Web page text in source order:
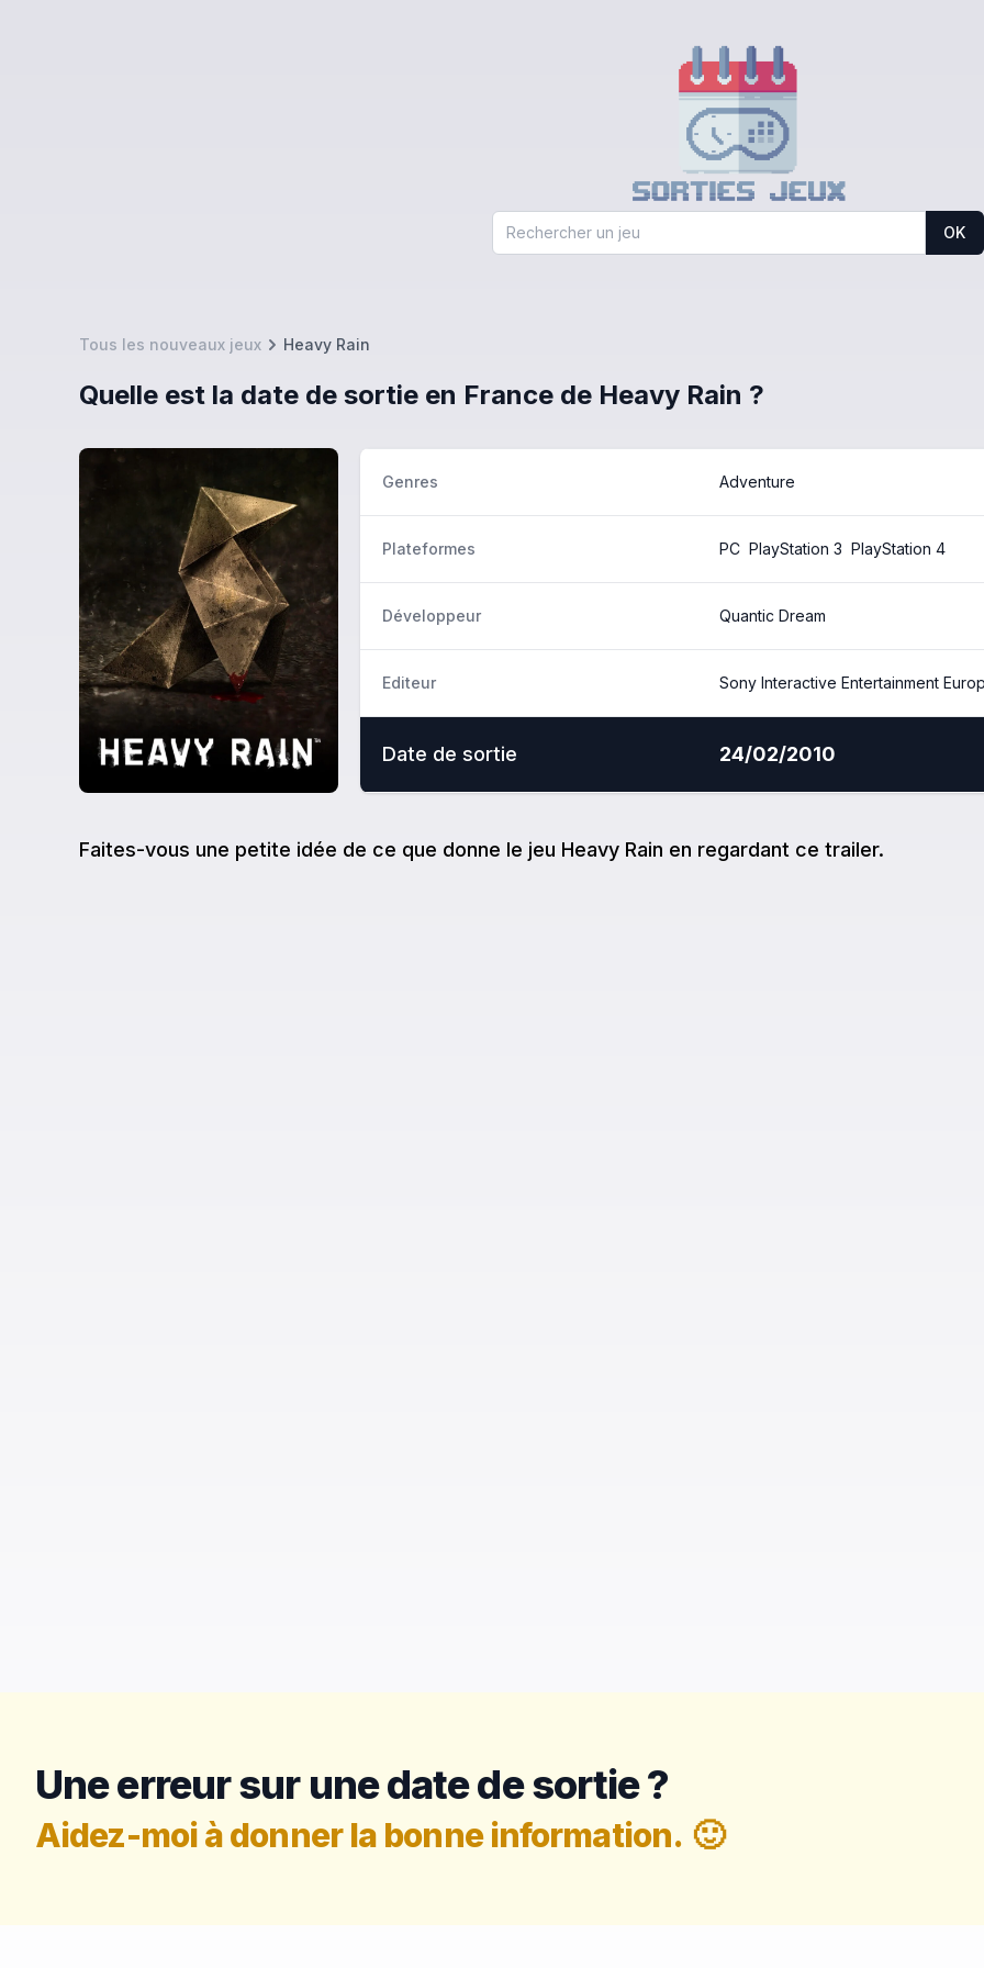
OK
Tous les nouveaux jeux Heavy Rain
Quelle est la date de sortie en France de Heavy Rain ?
Genres Adventure
Plateformes PC PlayStation 3 PlayStation 4
Développeur Quantic Dream
Editeur Sony Interactive Entertainment
Date de sortie 24/02/2010
Faites-vous une petite idée de ce que donne le jeu Heavy Rain en regardant ce trailer.
Une erreur sur une date de sortie ?
Aidez-moi à donner la bonne information. 🙂